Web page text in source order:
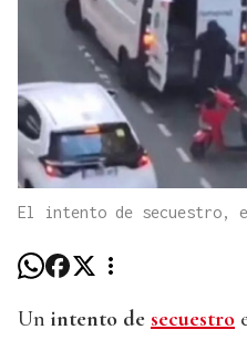
El intento de secuestro,
Un intento de secuestro